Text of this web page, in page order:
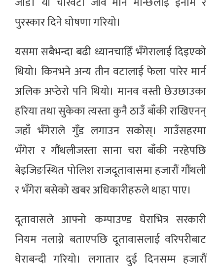
पुरस्कार दिने घोषणा गरियो।
यसमा सबैभन्दा बढी ध्यानचाहिँ भँगेरालाई दिइएको
थियो। किनभने अन्य तीन वटालाई फेला पारेर मार्न
अलिक अप्ठेरो पनि थियो। मानव वस्ती छेउछाउका
हरिया तथा सुकेका त्यस्ता कुनै ठाउँ बाँकी राखिएनन्
जहाँ भँगेराले गुँड लगाउन सकोस्। गाउँसहरमा
भँगेरा र गौंथलीजस्ता साना चरा बाँकी नरहेपछि
बेइजिङस्थित पोलिश राजदूतावासमा हजारौं गौंथली
र भँगेरा बसेको खबर अधिकारीहरुले थाहा पाए।
दूतावासले आफ्नो कम्पाउण्ड घेराभित्र सरकारी
नियम नलाग्ने बताएपछि दूतावासलाई वरिपरीबाट
घेराबन्दी गरियो। लगातार दुई दिनसम्म हजारौं